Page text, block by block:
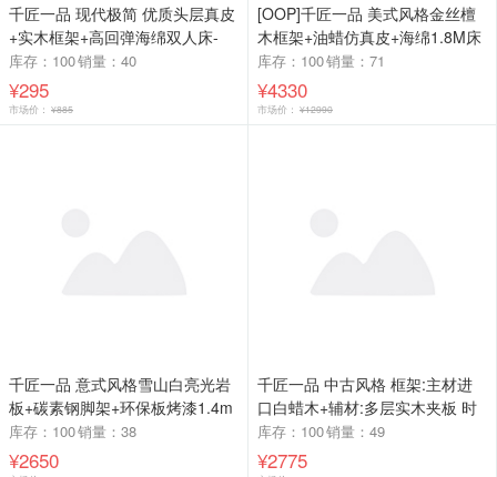
千匠一品 现代极简 优质头层真皮
+实木框架+高回弹海绵双人床-
NS19床头柜NS02-G
库存：100销量：40
¥295
市场价： ¥885
[OOP]千匠一品 美式风格金丝檀
木框架+油蜡仿真皮+海绵1.8M床
9812-C
库存：100销量：71
¥4330
市场价： ¥12990
千匠一品 意式风格雪山白亮光岩
板+碳素钢脚架+环保板烤漆1.4m
1.6m 1.8m有柜体茶桌-TH-828-G
库存：100销量：38
¥2650
千匠一品 中古风格 框架:主材进
口白蜡木+辅材:多层实木夹板 时
尚大气梳妆台SZT057-J
库存：100销量：49
¥2775